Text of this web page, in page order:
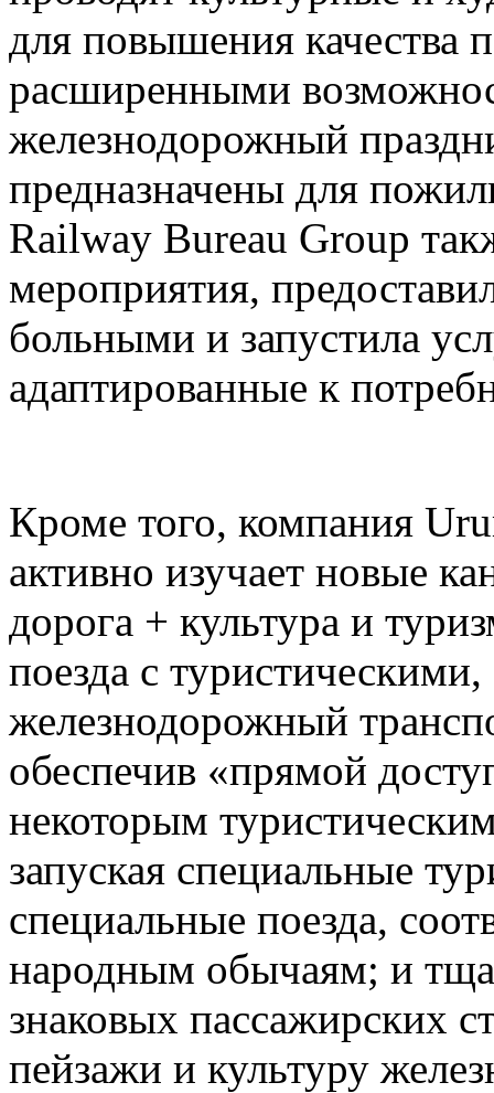
для повышения качества
расширенными
железнодорожный
предназначены для
Railway Bureau Group
мероприятия,
больными и запустила
адаптированные к
Кроме того, компания
активно изучает новые
дорога + культура и
поезда с
железнодорожный
обеспечив «прямой
некоторым
запуская специальные
специальные поезда,
народным обычаям; и
знаковых пассажирских
пейзажи и культуру